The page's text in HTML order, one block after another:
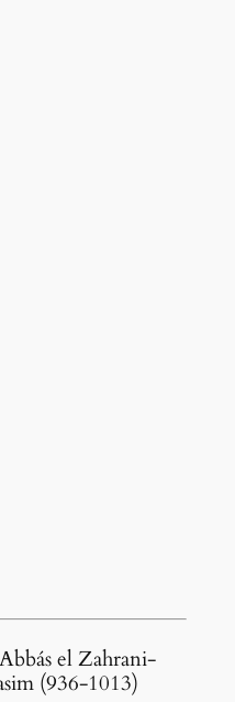
el Zahrani-
(936-1013)